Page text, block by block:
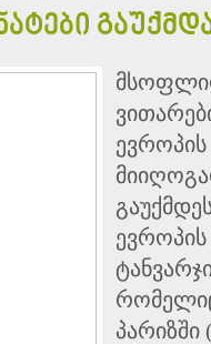
ევროპის
პარიზში